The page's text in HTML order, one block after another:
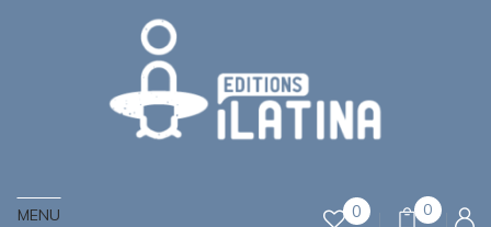
MENU 0 0